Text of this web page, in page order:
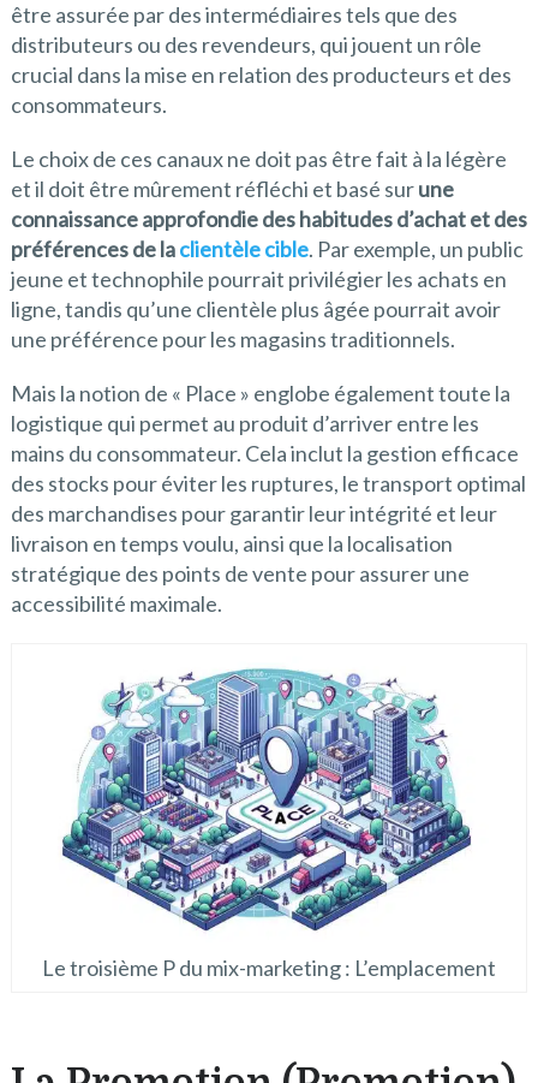
être assurée par des intermédiaires tels que des
distributeurs ou des revendeurs, qui jouent un rôle
crucial dans la mise en relation des producteurs et des
consommateurs.
Le choix de ces canaux ne doit pas être fait à la légère
et il doit être mûrement réfléchi et basé surune
connaissance approfondie des habitudes d’achat et des
préférences de laclientèle cible. Par exemple, un public
jeune et technophile pourrait privilégier les achats en
ligne, tandis qu’une clientèle plus âgée pourrait avoir
une préférence pour les magasins traditionnels.
Mais la notion de « Place » englobe également toute la
logistique qui permet au produit d’arriver entre les
mains du consommateur. Cela inclut la gestion efficace
des stocks pour éviter les ruptures, le transport optimal
des marchandises pour garantir leur intégrité et leur
livraison en temps voulu, ainsi que la localisation
stratégique des points de vente pour assurer une
accessibilité maximale.
Le troisième P du mix-marketing : L’emplacement